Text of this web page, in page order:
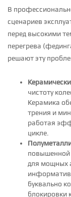
В
сценариев
перед высокими
перегрева
решают эту
чистоту
Керамика
трения и
работая
цикле.
повышенной
для мощных
буквально
блокировки